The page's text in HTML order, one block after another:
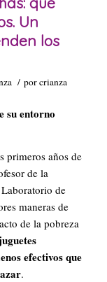
Un
los
/ porcrianza
su entorno
primeros años de
de la
de
maneras de
de la pobreza
efectivos que
.